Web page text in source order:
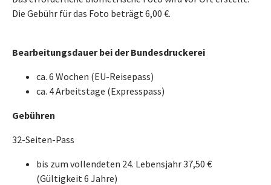
Die Gebühr für das Foto beträgt 6,00 €.
Bearbeitungsdauer bei der Bundesdruckerei
ca. 6 Wochen (EU-Reisepass)
ca. 4 Arbeitstage (Expresspass)
Gebühren
32-Seiten-Pass
bis zum vollendeten 24. Lebensjahr 37,50 €
(Gültigkeit 6 Jahre)